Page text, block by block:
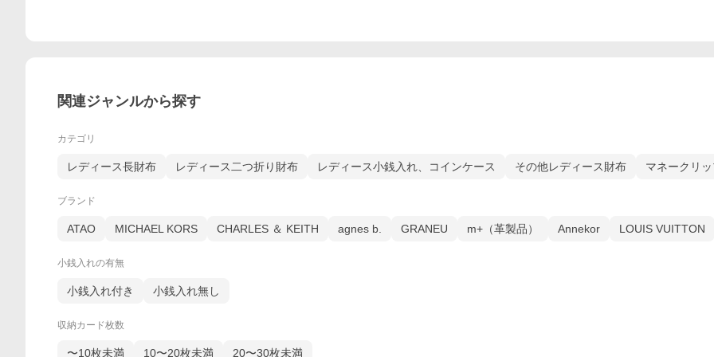
関連ジャンルから探す
カテゴリ
レディース長財布 レディース二つ折り財布 レディース小銭入れ、コインケース その他レディース財布 マネークリ
ブランド
ATAO MICHAEL KORS CHARLES ＆ KEITH agnes b. GRANEU m+（革製品） Annekor LOUIS VUITTON
小銭入れの有無
小銭入れ付き 小銭入れ無し
収納カード枚数
〜10枚未満 10〜20枚未満 20〜30枚未満